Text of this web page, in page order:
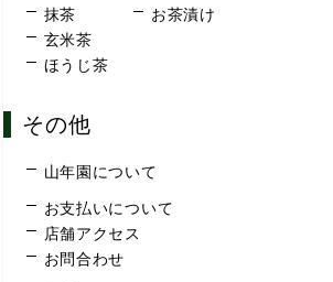
抹茶
玄米茶
ほうじ茶
お茶漬け
その他
山年園について
お支払いについて
店舗アクセス
お問合わせ